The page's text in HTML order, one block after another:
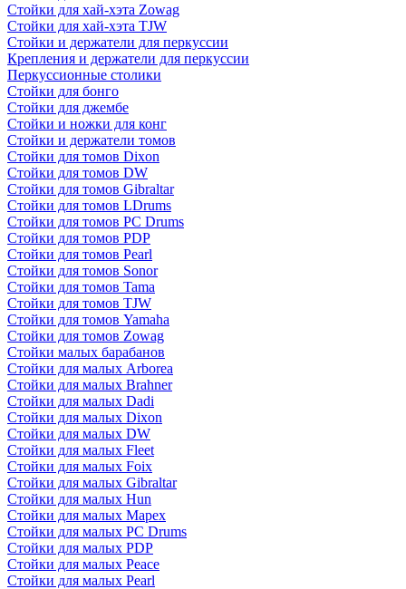
Стойки для хай-хэта Zowag
Стойки для хай-хэта TJW
Стойки и держатели для перкуссии
Крепления и держатели для перкуссии
Перкуссионные столики
Стойки для бонго
Стойки для джембе
Стойки и ножки для конг
Стойки и держатели томов
Стойки для томов Dixon
Стойки для томов DW
Стойки для томов Gibraltar
Стойки для томов LDrums
Стойки для томов PC Drums
Стойки для томов PDP
Стойки для томов Pearl
Стойки для томов Sonor
Стойки для томов Tama
Стойки для томов TJW
Стойки для томов Yamaha
Стойки для томов Zowag
Стойки малых барабанов
Стойки для малых Arborea
Стойки для малых Brahner
Стойки для малых Dadi
Стойки для малых Dixon
Стойки для малых DW
Стойки для малых Fleet
Стойки для малых Foix
Стойки для малых Gibraltar
Стойки для малых Hun
Стойки для малых Mapex
Стойки для малых PC Drums
Стойки для малых PDP
Стойки для малых Peace
Стойки для малых Pearl